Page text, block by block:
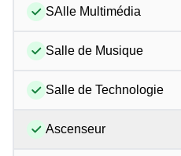
SAlle Multimédia
Salle de Musique
Salle de Technologie
Ascenseur